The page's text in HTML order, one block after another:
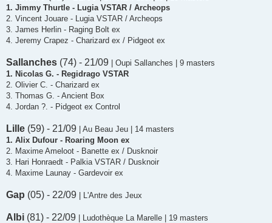
1. Jimmy Thurtle - Lugia VSTAR / Archeops
2. Vincent Jouare - Lugia VSTAR / Archeops
3. James Herlin - Raging Bolt ex
4. Jeremy Crapez - Charizard ex / Pidgeot ex
Sallanches (74) - 21/09 | Oupi Sallanches | 9 masters
1. Nicolas G. - Regidrago VSTAR
2. Olivier C. - Charizard ex
3. Thomas G. - Ancient Box
4. Jordan ?. - Pidgeot ex Control
Lille (59) - 21/09 | Au Beau Jeu | 14 masters
1. Alix Dufour - Roaring Moon ex
2. Maxime Ameloot - Banette ex / Dusknoir
3. Hari Honraedt - Palkia VSTAR / Dusknoir
4. Maxime Launay - Gardevoir ex
Gap (05) - 22/09 | L'Antre des Jeux
Albi (81) - 22/09 | Ludothèque La Marelle | 19 masters